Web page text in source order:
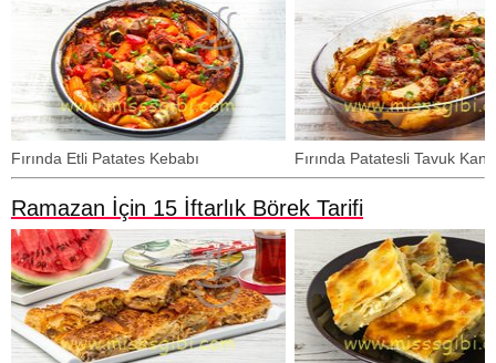
Fırında Etli Patates Kebabı Fırında Patatesli Tavuk
Ramazan İçin 15 İftarlık Börek Tarifi